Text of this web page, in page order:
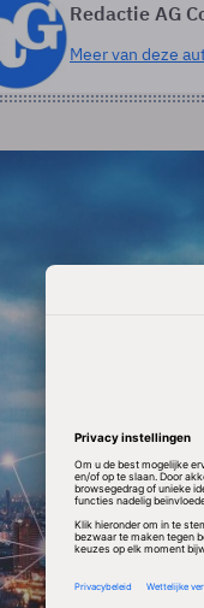
Redactie AG
Meer van deze